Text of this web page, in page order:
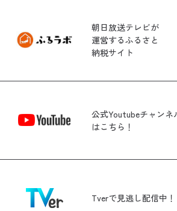
朝日放送テレビが
運営するふるさと
納税サイト
公式Youtubeチャンネ
はこちら！
Tverで見逃し配信中！